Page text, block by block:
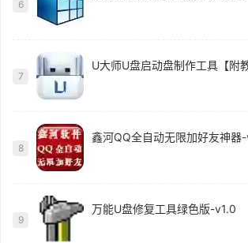
6
7
8
9
万能U盘修复工具绿色版-v1.0